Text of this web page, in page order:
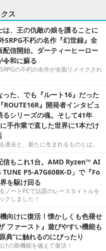
ス
、王の仇敵の娘を護ることに
不朽の名作『幻世録』全
信開始。ダーティーヒーロー
令和に蘇る
の不朽の名作が全面リメイクされ
た、でも『ルート16』だった
』開発者インタビュ
るシリーズの魂。そして41年
手作業で直した世界に1本だけ
過去と、新たに生まれるものとは。
信もこれ1台。AMD Ryzen™ AI
TUNE P5-A7G60BK-D」で『Fo
を駆け回る
ノートPCで話題のレースタイトルを
クしました！
向けに復活！懐かしくも色褪せ
ファースト』遊びやすい機能も
典”に触れるのにぴったり
の新機能を備えて復活！